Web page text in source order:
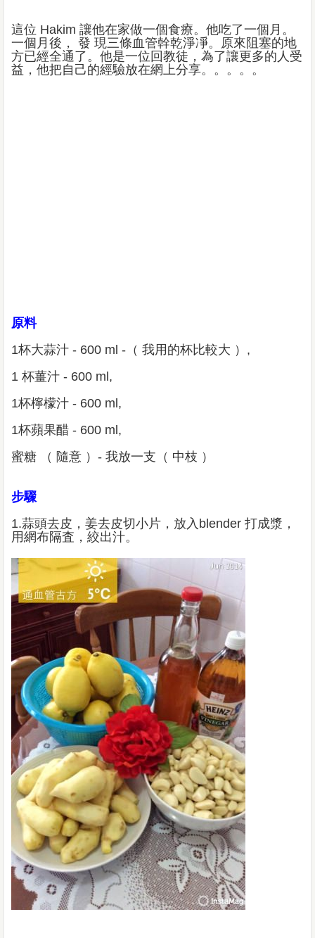
這位 Hakim 讓他在家做一個食療。他吃了一個月。
一個月後， 發 現三條血管幹乾淨凈。原來阻塞的地
方已經全通了。他是一位回教徒，為了讓更多的人受
益，他把自己的經驗放在網上分享。。。。。
原料
1杯大蒜汁 - 600 ml -（ 我用的杯比較大 ）,
1 杯薑汁 - 600 ml,
1杯檸檬汁 - 600 ml,
1杯蘋果醋 - 600 ml,
蜜糖 （ 隨意 ）- 我放一支（ 中枝 ）
步驟
1.蒜頭去皮，姜去皮切小片，放入blender 打成漿，
用網布隔査，絞出汁。